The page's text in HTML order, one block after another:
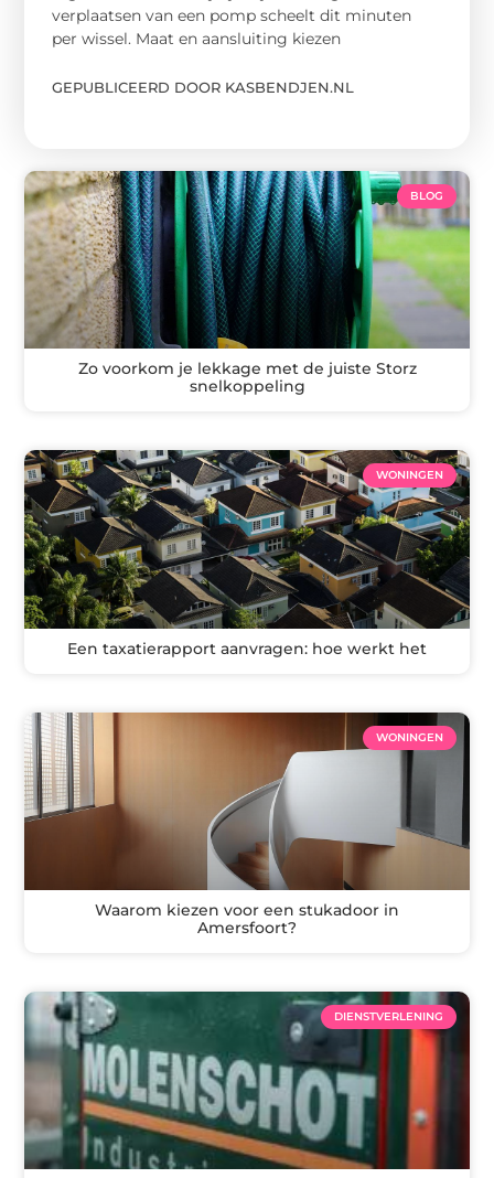
verplaatsen van een pomp scheelt dit minuten
per wissel. Maat en aansluiting kiezen
GEPUBLICEERD DOOR KASBENDJEN.NL
BLOG
Zo voorkom je lekkage met de juiste Storz
snelkoppeling
WONINGEN
Een taxatierapport aanvragen: hoe werkt het
WONINGEN
Waarom kiezen voor een stukadoor in
Amersfoort?
DIENSTVERLENING